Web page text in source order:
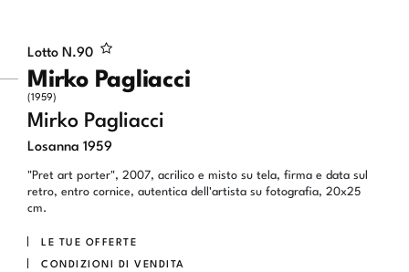
Lotto N.90
Mirko Pagliacci
(1959)
Mirko Pagliacci
Losanna 1959
"Pret art porter", 2007, acrilico e misto su tela, firma e data sul
retro, entro cornice, autentica dell'artista su fotografia, 20x25
cm.
LE TUE OFFERTE
CONDIZIONI DI VENDITA